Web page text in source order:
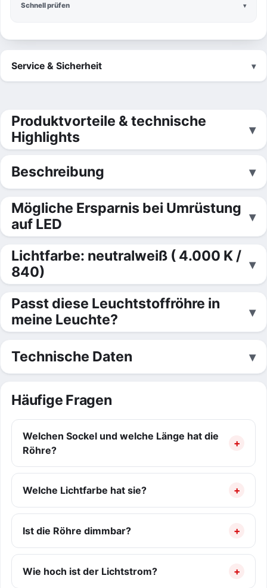
Schnell prüfen
Service & Sicherheit
Produktvorteile & technische
Highlights
Beschreibung
Mögliche Ersparnis bei Umrüstung
auf LED
Lichtfarbe: neutralweiß ( 4.000 K /
840)
Passt diese Leuchtstoffröhre in
meine Leuchte?
Technische Daten
Häufige Fragen
Welchen Sockel und welche Länge hat die
Röhre?
Welche Lichtfarbe hat sie?
Ist die Röhre dimmbar?
Wie hoch ist der Lichtstrom?